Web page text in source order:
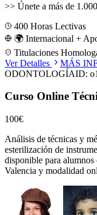
>> Únete a más de
400 Horas Lectivas
🌍 Internacional +
Titulaciones
Ver Detalles
MÁS
ODONTOLOGÍAID: o1
Curso Online
100€
Análisis de técnicas y
esterilización de
disponible para alumnos
Valencia y modalidad